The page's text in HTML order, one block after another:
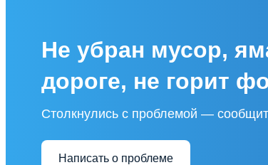
Не убран мусор,
дороге, не горит
Столкнулись с проблемой —
Написать о проблеме